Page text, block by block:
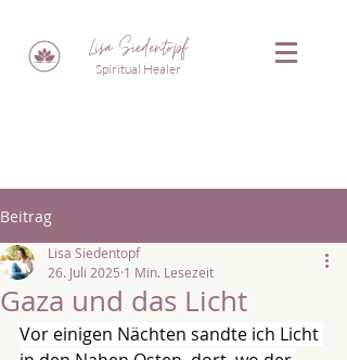
Lisa Siedentopf
Spiritual Healer
Beitrag
Gaza und das Licht
Lisa Siedentopf
26. Juli 2025 1 Min. Lesezeit
Vor einigen Nächten sandte ich Licht